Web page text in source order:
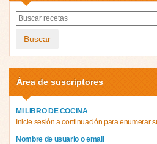
Buscar
Área de suscriptores
MI LIBRO DE COCINA
Inicie sesión a continuación para enumerar
Nombre de usuario o email